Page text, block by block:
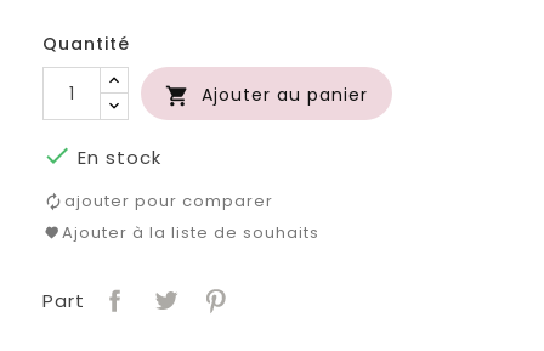
Quantité
 Ajouter au panier
 En stock
ajouter pour comparer
Ajouter à la liste de souhaits
Part